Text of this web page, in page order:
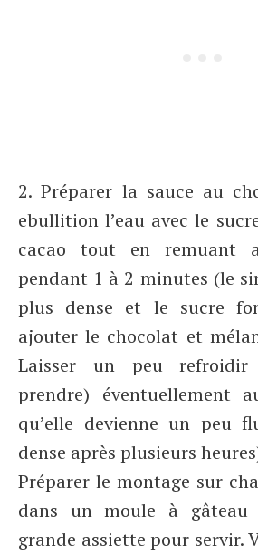
2. Préparer la sauce au
ebullition l’eau avec le
cacao tout en remuant
pendant 1 à 2 minutes (le
plus dense et le sucre
ajouter le chocolat et
Laisser un peu
prendre) éventuellement
qu’elle devienne un peu
dense après plusieurs
Préparer le montage sur
dans un moule à gâteau
grande assiette pour servir.